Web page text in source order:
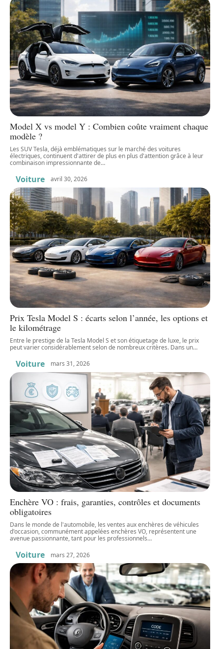
Model X vs model Y : Combien coûte vraiment chaque
modèle ?
Les SUV Tesla, déjà emblématiques sur le marché des voitures
électriques, continuent d'attirer de plus en plus d'attention grâce à leur
combinaison impressionnante de…
Voiture avril 30, 2026
Prix Tesla Model S : écarts selon l’année, les options et
le kilométrage
Entre le prestige de la Tesla Model S et son étiquetage de luxe, le prix
peut varier considérablement selon de nombreux critères. Dans un…
Voiture mars 31, 2026
Enchère VO : frais, garanties, contrôles et documents
obligatoires
Dans le monde de l'automobile, les ventes aux enchères de véhicules
d'occasion, communément appelées enchères VO, représentent une
avenue passionnante, tant pour les professionnels…
Voiture mars 27, 2026